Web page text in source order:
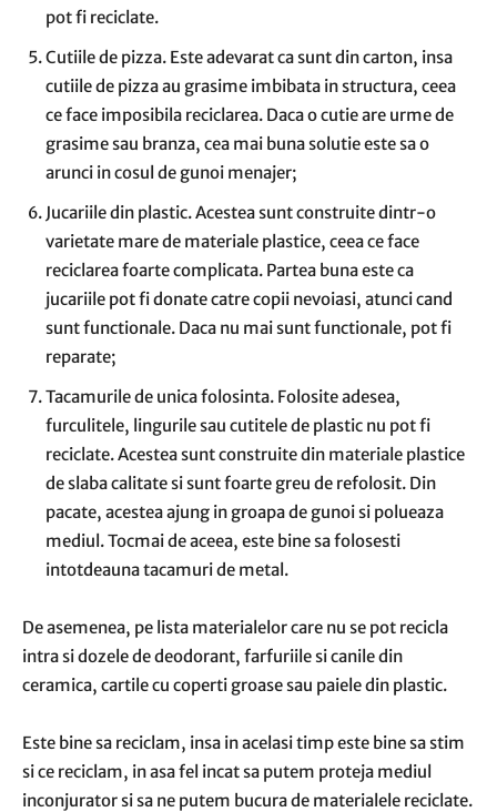
pot fi reciclate.
Cutiile de pizza. Este adevarat ca sunt din carton, insa
cutiile de pizza au grasime imbibata in structura, ceea
ce face imposibila reciclarea. Daca o cutie are urme de
grasime sau branza, cea mai buna solutie este sa o
arunci in cosul de gunoi menajer;
Jucariile din plastic. Acestea sunt construite dintr-o
varietate mare de materiale plastice, ceea ce face
reciclarea foarte complicata. Partea buna este ca
jucariile pot fi donate catre copii nevoiasi, atunci cand
sunt functionale. Daca nu mai sunt functionale, pot fi
reparate;
Tacamurile de unica folosinta. Folosite adesea,
furculitele, lingurile sau cutitele de plastic nu pot fi
reciclate. Acestea sunt construite din materiale plastice
de slaba calitate si sunt foarte greu de refolosit. Din
pacate, acestea ajung in groapa de gunoi si polueaza
mediul. Tocmai de aceea, este bine sa folosesti
intotdeauna tacamuri de metal.
De asemenea, pe lista materialelor care nu se pot recicla
intra si dozele de deodorant, farfuriile si canile din
ceramica, cartile cu coperti groase sau paiele din plastic.
Este bine sa reciclam, insa in acelasi timp este bine sa stim
si ce reciclam, in asa fel incat sa putem proteja mediul
inconjurator si sa ne putem bucura de materialele reciclate.